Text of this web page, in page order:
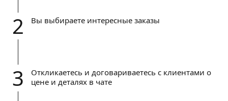
2 Вы выбираете интересные заказы
3
Откликаетесь и договариваетесь с клиентами о
цене и деталях в чате